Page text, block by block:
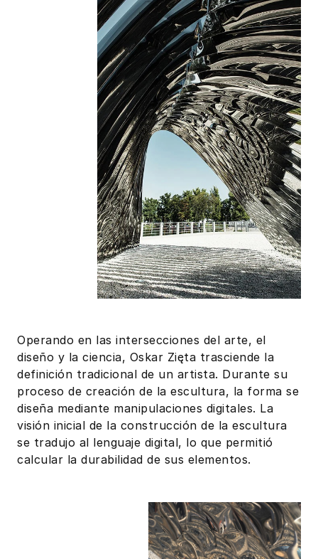
Operando en las intersecciones del arte, el
diseño y la ciencia, Oskar Zięta trasciende la
definición tradicional de un artista. Durante su
proceso de creación de la escultura, la forma se
diseña mediante manipulaciones digitales. La
visión inicial de la construcción de la escultura
se tradujo al lenguaje digital, lo que permitió
calcular la durabilidad de sus elementos.